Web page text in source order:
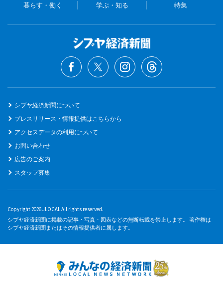
暮らす・働く 学ぶ・知る 特集
シブヤ経済新聞について
プレスリリース・情報提供はこちらから
アクセスデータの利用について
お問い合わせ
広告のご案内
スタッフ募集
Copyright 2026 JLOCAL All rights reserved.
シブヤ経済新聞に掲載の記事・写真・図表などの無断転載を禁止します。 著作権は
シブヤ経済新聞またはその情報提供者に属します。